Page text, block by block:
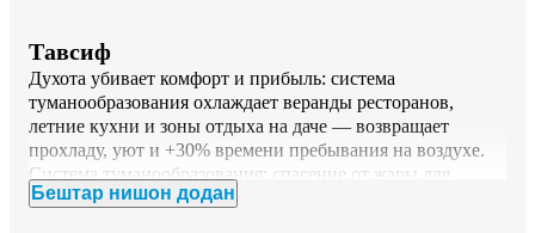
Тавсиф
Духота убивает комфорт и прибыль: система
туманообразования охлаждает веранды ресторанов,
летние кухни и зоны отдыха на даче — возвращает
прохладу, уют и +30% времени пребывания на воздухе.
Система туманообразования: спасение от жары для
ресторанов, дома и дачи — охлаждение веранд, беседок
Бештар нишон додан